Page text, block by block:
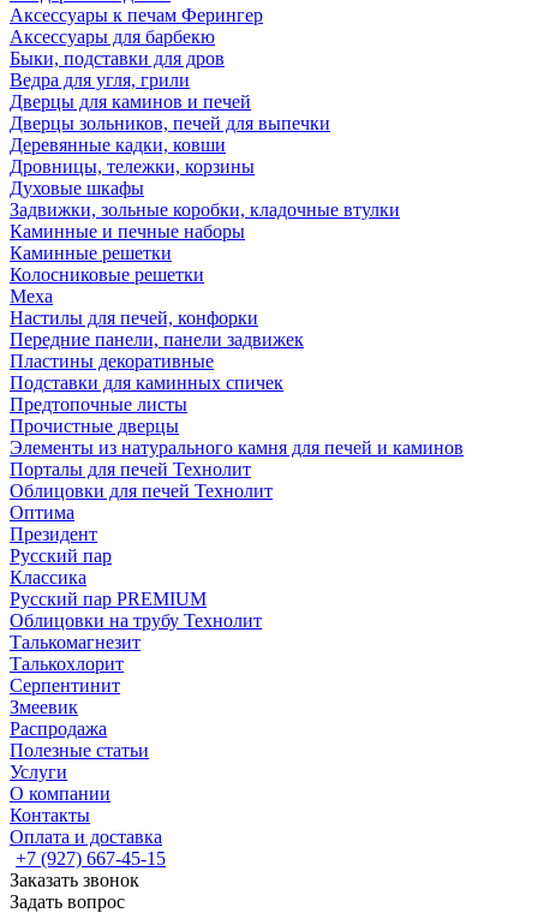
Аксессуары к печам Ферингер
Аксессуары для барбекю
Быки, подставки для дров
Ведра для угля, грили
Дверцы для каминов и печей
Дверцы зольников, печей для выпечки
Деревянные кадки, ковши
Дровницы, тележки, корзины
Духовые шкафы
Задвижки, зольные коробки, кладочные втулки
Каминные и печные наборы
Каминные решетки
Колосниковые решетки
Меха
Настилы для печей, конфорки
Передние панели, панели задвижек
Пластины декоративные
Подставки для каминных спичек
Предтопочные листы
Прочистные дверцы
Элементы из натурального камня для печей и каминов
Порталы для печей Технолит
Облицовки для печей Технолит
Оптима
Президент
Русский пар
Классика
Русский пар PREMIUM
Облицовки на трубу Технолит
Талькомагнезит
Талькохлорит
Серпентинит
Змеевик
Распродажа
Полезные статьи
Услуги
О компании
Контакты
Оплата и доставка
+7 (927) 667-45-15
Заказать звонок
Задать вопрос